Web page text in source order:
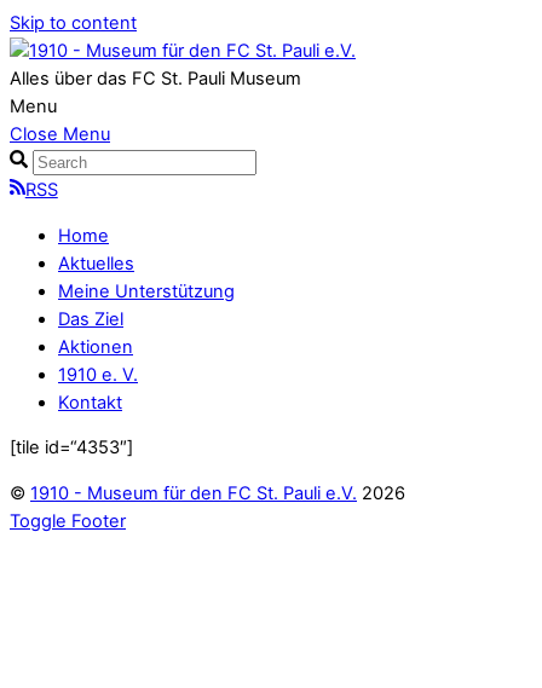
Skip to content
Alles über das FC St. Pauli Museum
Menu
Close Menu
RSS
Home
Aktuelles
Meine Unterstützung
Das Ziel
Aktionen
1910 e. V.
Kontakt
[tile id=“4353″]
© 1910 - Museum für den FC St. Pauli e.V. 2026
Toggle Footer